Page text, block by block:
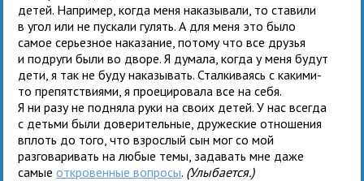
детей. Например, когда меня наказывали, то ставили
в угол или не пускали гулять. А для меня это было
самое серьезное наказание, потому что все друзья
и подруги были во дворе. Я думала, когда у меня будут
дети, я так не буду наказывать. Сталкиваясь с какими-
то препятствиями, я проецировала все на себя.
Я ни разу не подняла руки на своих детей. У нас всегда
с детьми были доверительные, дружеские отношения
вплоть до того, что взрослый сын мог со мой
разговаривать на любые темы, задавать мне даже
самыеоткровенные вопросы. (Улыбается.)